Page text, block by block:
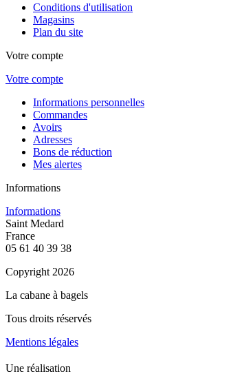
Conditions d'utilisation
Magasins
Plan du site
Votre compte
Votre compte
Informations personnelles
Commandes
Avoirs
Adresses
Bons de réduction
Mes alertes
Informations
Informations
Saint Medard
France
05 61 40 39 38
Copyright 2026
La cabane à bagels
Tous droits réservés
Mentions légales
Une réalisation